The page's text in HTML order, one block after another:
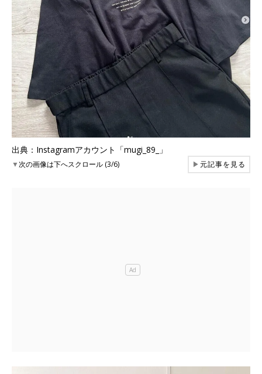
出典：Instagramアカウント「mugi_89_」
▼次の画像は下へスクロール (3/6) ▶元記事を見る